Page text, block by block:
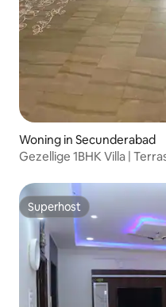
Woning in Secunderabad
Gezellige 1BHK Villa |
Superhost
Superhost